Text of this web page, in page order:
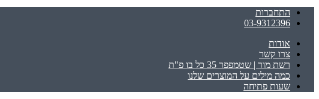
התחברות
03-9312396
אודות
צרו קשר
רשת מור | שטמפפר 35 כל בו פ"ת
כמה מילים על המוצרים שלנו
שעות פתיחה